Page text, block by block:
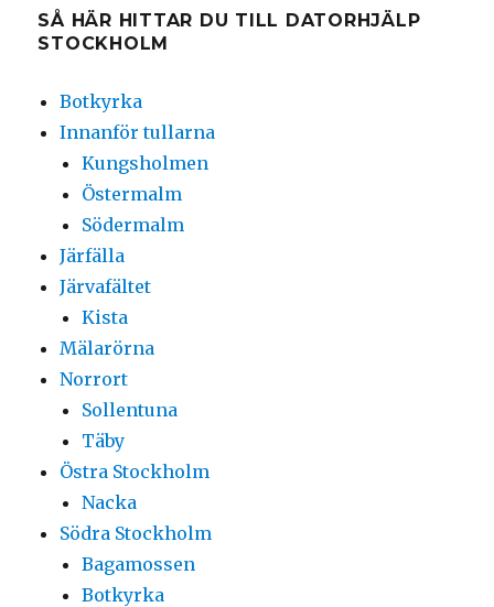
SÅ HÄR HITTAR DU TILL DATORHJÄLP
STOCKHOLM
Botkyrka
Innanför tullarna
Kungsholmen
Östermalm
Södermalm
Järfälla
Järvafältet
Kista
Mälarörna
Norrort
Sollentuna
Täby
Östra Stockholm
Nacka
Södra Stockholm
Bagamossen
Botkyrka